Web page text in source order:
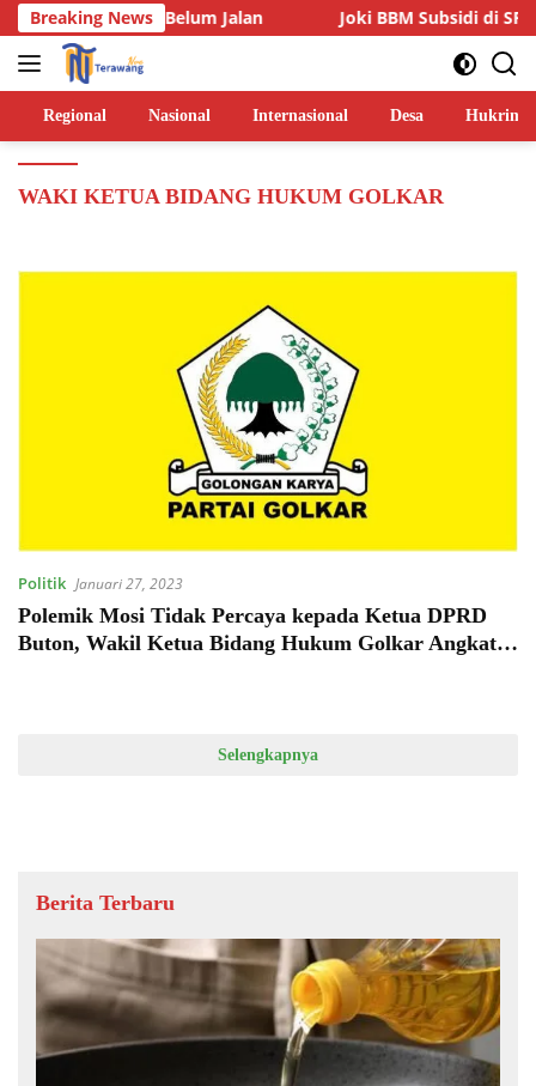
Langsung
ke
konten
Breaking News
Lainnya Belum Jalan Joki BBM Subsidi di SPBU
Regional Nasional Internasional Desa Hukrim
WAKI KETUA BIDANG HUKUM GOLKAR
Politik Januari 27, 2023
Polemik Mosi Tidak Percaya kepada Ketua DPRD
Buton, Wakil Ketua Bidang Hukum Golkar Angkat
Selengkapnya
Berita Terbaru